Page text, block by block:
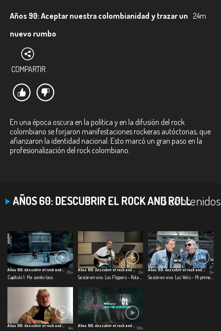
Años 90: Aceptar nuestra colombianidad y trazar un
nuevo rumbo
24m
COMPARTIR
En una época oscura en la política y en la difusión del rock
colombiano se forjaron manifestaciones rockeras autóctonas, que
afianzaron la identidad nacional. Esto marcó un gran paso en la
profesionalización del rock colombiano.
AÑOS 60: DESCUBRIR EL ROCK AND ROLL5 contenidos
Capítulo 1: Me siento loco
26m
Años 60: descubrir el rock and roll
2m
Años 60: descubrir el rock and roll
3m
14m 58m